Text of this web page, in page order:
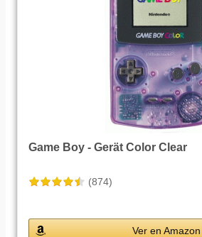
Game Boy - Gerät Color Clear
(874)
Ver en Amazon